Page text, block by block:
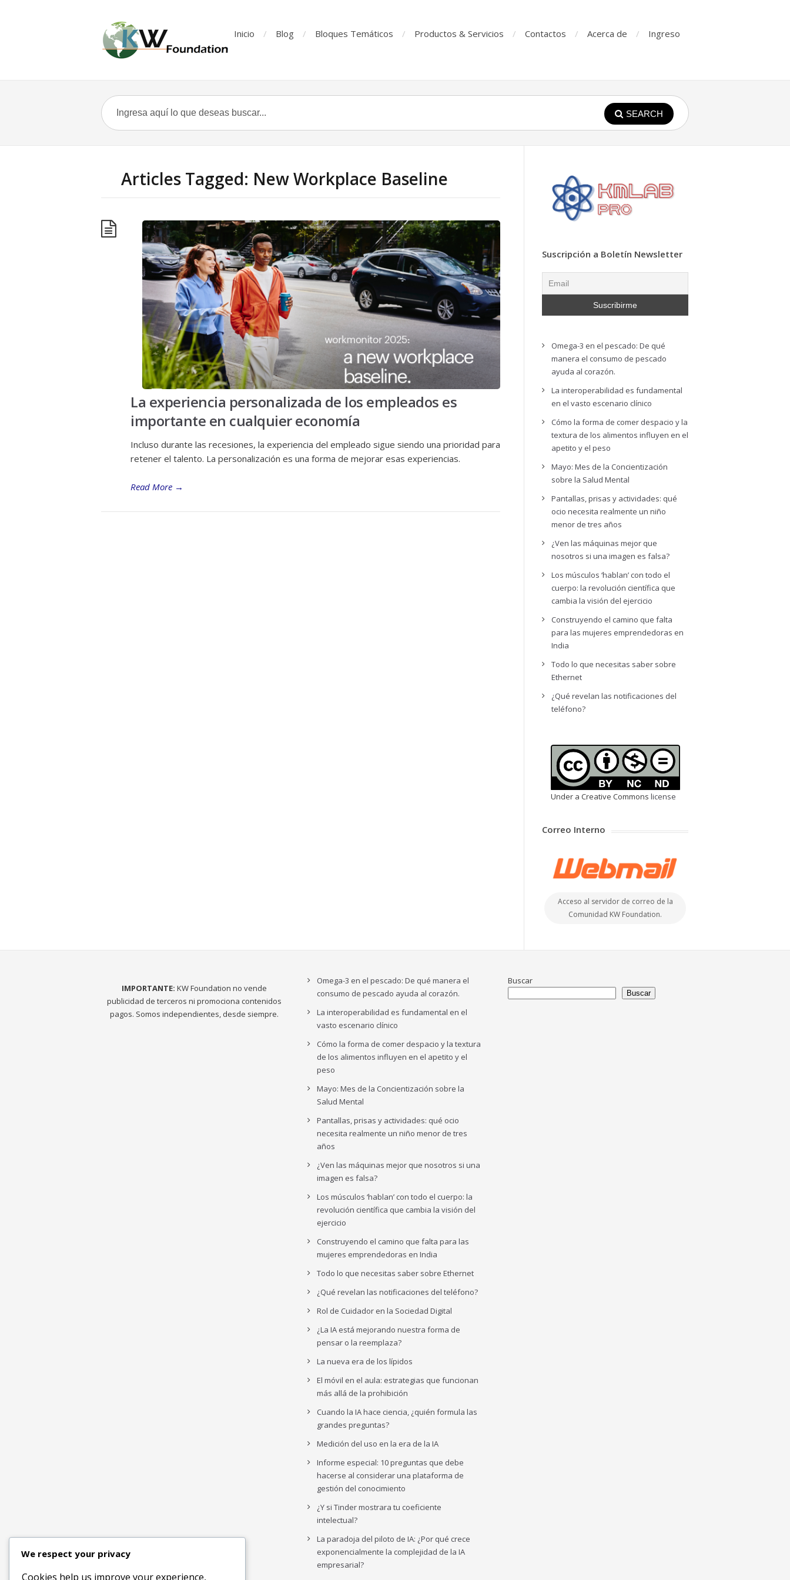
Inicio Blog Bloques Temáticos Productos & Servicios Contactos Acerca de Ingreso
SEARCH
Articles Tagged: New Workplace Baseline
La experiencia personalizada de los empleados es
importante en cualquier economía
Incluso durante las recesiones, la experiencia del empleado sigue siendo una prioridad para
retener el talento. La personalización es una forma de mejorar esas experiencias.
Read More →
Suscripción a Boletín Newsletter
Omega-3 en el pescado: De qué
manera el consumo de pescado
ayuda al corazón.
La interoperabilidad es fundamental
en el vasto escenario clínico
Cómo la forma de comer despacio y la
textura de los alimentos influyen en el
apetito y el peso
Mayo: Mes de la Concientización
sobre la Salud Mental
Pantallas, prisas y actividades: qué
ocio necesita realmente un niño
menor de tres años
¿Ven las máquinas mejor que
nosotros si una imagen es falsa?
Los músculos ‘hablan’ con todo el
cuerpo: la revolución científica que
cambia la visión del ejercicio
Construyendo el camino que falta
para las mujeres emprendedoras en
India
Todo lo que necesitas saber sobre
Ethernet
¿Qué revelan las notificaciones del
teléfono?
Under a Creative Commons license
Correo Interno
Acceso al servidor de correo de la
Comunidad KW Foundation.
IMPORTANTE: KW Foundation no vende
publicidad de terceros ni promociona contenidos
pagos. Somos independientes, desde siempre.
Omega-3 en el pescado: De qué manera el
consumo de pescado ayuda al corazón.
La interoperabilidad es fundamental en el
vasto escenario clínico
Cómo la forma de comer despacio y la textura
de los alimentos influyen en el apetito y el
peso
Mayo: Mes de la Concientización sobre la
Salud Mental
Pantallas, prisas y actividades: qué ocio
necesita realmente un niño menor de tres
años
¿Ven las máquinas mejor que nosotros si una
imagen es falsa?
Los músculos ‘hablan’ con todo el cuerpo: la
revolución científica que cambia la visión del
ejercicio
Construyendo el camino que falta para las
mujeres emprendedoras en India
Todo lo que necesitas saber sobre Ethernet
¿Qué revelan las notificaciones del teléfono?
Rol de Cuidador en la Sociedad Digital
¿La IA está mejorando nuestra forma de
pensar o la reemplaza?
La nueva era de los lípidos
El móvil en el aula: estrategias que funcionan
más allá de la prohibición
Cuando la IA hace ciencia, ¿quién formula las
grandes preguntas?
Medición del uso en la era de la IA
Informe especial: 10 preguntas que debe
hacerse al considerar una plataforma de
gestión del conocimiento
¿Y si Tinder mostrara tu coeficiente
intelectual?
La paradoja del piloto de IA: ¿Por qué crece
exponencialmente la complejidad de la IA
empresarial?
Buscar
Buscar
We respect your privacy
Cookies help us improve your experience,